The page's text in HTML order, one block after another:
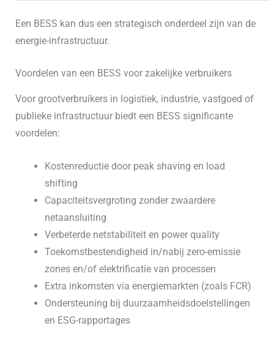
Een BESS kan dus een strategisch onderdeel zijn van de
energie-infrastructuur.
Voordelen van een BESS voor zakelijke verbruikers
Voor grootverbruikers in logistiek, industrie, vastgoed of
publieke infrastructuur biedt een BESS significante
voordelen:
Kostenreductie door peak shaving en load
shifting
Capaciteitsvergroting zonder zwaardere
netaansluiting
Verbeterde netstabiliteit en power quality
Toekomstbestendigheid in/nabij zero-emissie
zones en/of elektrificatie van processen
Extra inkomsten via energiemarkten (zoals FCR)
Ondersteuning bij duurzaamheidsdoelstellingen
en ESG-rapportages